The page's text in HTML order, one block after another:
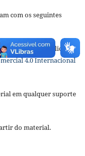
com os seguintes
o trabalho publicado
4.0 Internacional
em qualquer suporte
do material.